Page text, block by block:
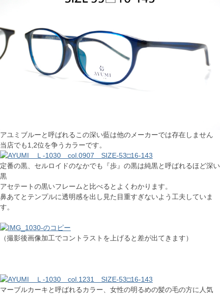
アユミブルーと呼ばれるこの深い藍は他のメーカーでは存在しません
当店でも1,2位を争うカラーです。
定番の黒、セルロイドのなかでも『歩』の黒は純黒と呼ばれるほど深い
黒
アセテートの黒いフレームと比べるとよくわかります。
鼻あてとテンプルに透明感を出し見た目重すぎないよう工夫していま
す。
（撮影後画像加工でコントラストを上げると差が出てきます）
マーブルカーキと呼ばれるカラー、女性の明るめの髪の毛の方に人気